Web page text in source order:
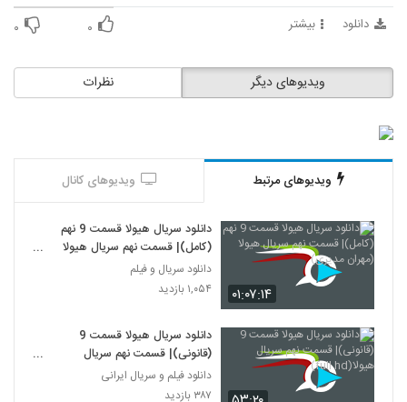
دانلود بیشتر ۰ ۰
نظرات ویدیوهای دیگر
ویدیوهای مرتبط ویدیوهای کانال
۰۱:۰۷:۱۴
دانلود سریال هیولا قسمت 9 نهم
(کامل)| قسمت نهم سریال هیولا
(مهران مدیری)
دانلود سریال و فیلم
۱,۰۵۴ بازدید
دانلود سریال هیولا قسمت 9
(قانونی)| قسمت نهم سریال
هیولا(full hd)
دانلود فیلم و سریال ایرانی
۳۸۷ بازدید